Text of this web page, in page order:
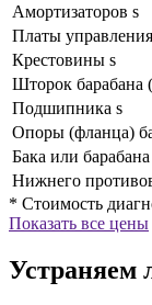
Амортизаторов s
Платы
Крестовины s
Шторок барабана
Подшипника s
Опоры (фланца)
Бака или барабана
Нижнего
* Стоимость
Показать все цены
Устраняем